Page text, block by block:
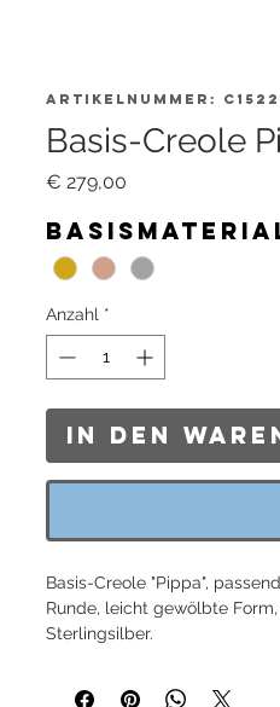
Artikelnummer:
Basis-Creole
€ 279,00
Anzahl *
In den
Basis-Creole "Pippa",
Runde, leicht gewölbte
Sterlingsilber.